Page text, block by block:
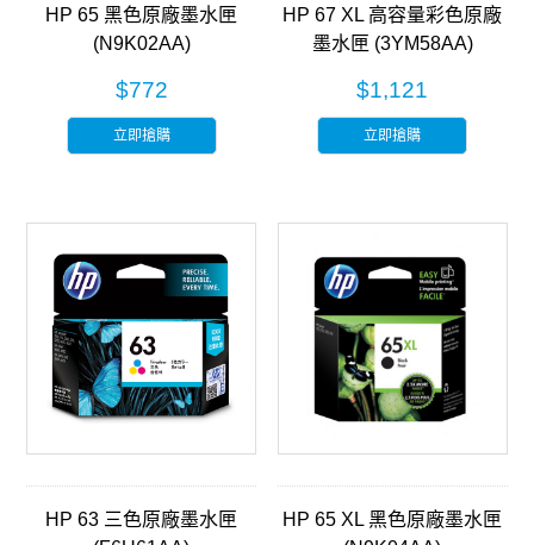
HP 65 黑色原廠墨水匣
(N9K02AA)
$772
立即搶購
HP 67 XL 高容量彩色原廠
墨水匣 (3YM58AA)
$1,121
立即搶購
HP 63 三色原廠墨水匣
HP 65 XL 黑色原廠墨水匣